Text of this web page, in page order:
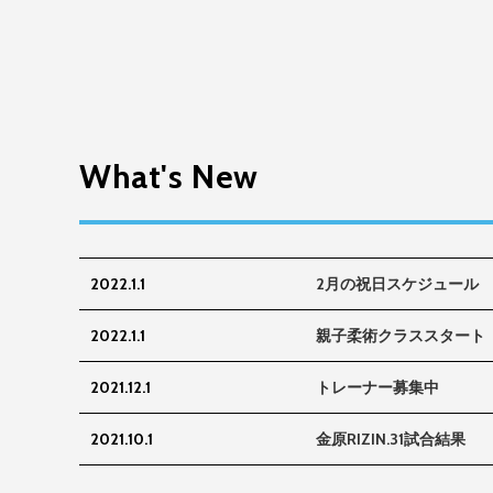
What's New
2022.1.1 2月の祝日スケジュール
2022.1.1 親子柔術クラススタート
2021.12.1 トレーナー募集中
2021.10.1 金原RIZIN.31試合結果